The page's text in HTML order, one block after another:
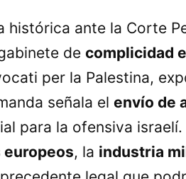
histórica ante la Corte
de complicidad
per la Palestina,
señala el envío de
para la ofensiva
europeos, la industria